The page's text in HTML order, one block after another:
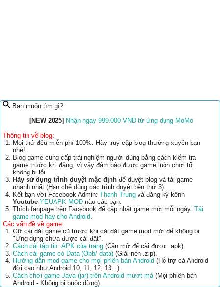
Bạn muốn tìm gì?
[NEW 2025] Nhận ngay 999.000 VNĐ từ ứng dụng MoMo
Thông tin về blog:
Mọi thứ đều miễn phí 100%. Hãy truy cập blog thường xuyên bạn
nhé!
Blog game cung cấp trải nghiệm người dùng bằng cách kiểm tra
game trước khi đăng, vì vậy đảm bảo được game luôn chơi tốt
không bị lỗi.
Hãy sử dụng trình duyệt mặc định để duyệt blog và tải game
nhanh nhất (Hạn chế dùng các trình duyệt bên thứ 3).
Kết bạn với Facebook Admin: Thanh Trung và đăng ký kênh
Youtube YEUAPK MOD nào các bạn.
Thích fanpage trên Facebook để cập nhật game mới mỗi ngày: Tải
game mod hay cho Android.
Các vấn đề về game:
Gỡ cài đặt game cũ trước khi cài đặt game mod mới để không bị
"Ứng dụng chưa được cài đặt".
Cách cài tập tin .APK của trang (Cần mở để cài được .apk).
Cách cài game có Data (Obb/ data) (Giải nén .zip).
Hướng dẫn mod game cho mọi phiên bản Android (Hỗ trợ cả Android
đời cao như Android 10, 11, 12, 13...).
Cách chơi game Java (jar) trên Android mượt mà(Mọi phiên bản
Android - Không bị buộc dừng).